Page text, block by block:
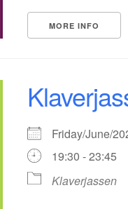
MORE INFO
Friday/June/
19:30 - 23:45
Klaverjassen